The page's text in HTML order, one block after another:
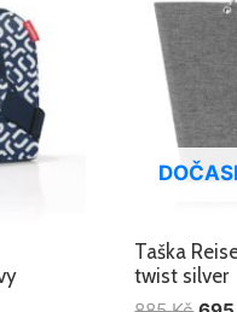
Taška
twist silver